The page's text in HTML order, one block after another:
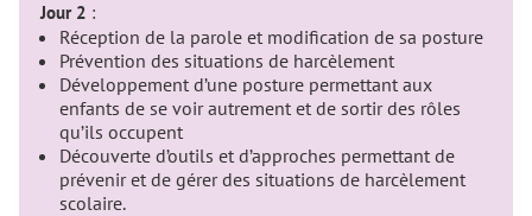
Jour 2 :
Réception de la parole et modification de sa posture
Prévention des situations de harcèlement
Développement d’une posture permettant aux
enfants de se voir autrement et de sortir des rôles
qu’ils occupent
Découverte d’outils et d’approches permettant de
prévenir et de gérer des situations de harcèlement
scolaire.